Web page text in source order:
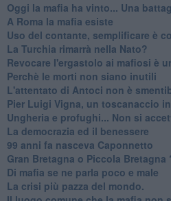
Oggi la mafia ha vinto... Una
A Roma la mafia esiste
Uso del contante, semplificare è
La Turchia rimarrà nella Nato?
Revocare l'ergastolo ai mafiosi è
Perchè le morti non siano inutili
L'attentato di Antoci non è
Pier Luigi Vigna, un toscanaccio
Ungheria e profughi... Non si
La democrazia ed il benessere
99 anni fa nasceva Caponnetto
Gran Bretagna o Piccola Bretagna
Di mafia se ne parla poco e male
La crisi più pazza del mondo.